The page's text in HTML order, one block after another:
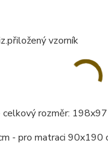
vzorník
rozměr: 198x97
- pro matraci 90x190